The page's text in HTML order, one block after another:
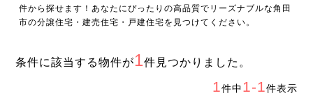
件から探せます！あなたにぴったりの高品質でリーズナブルな角田
市の分譲住宅・建売住宅・戸建住宅を見つけてください。
条件に該当する物件が1件見つかりました。
1件中1-1件表示